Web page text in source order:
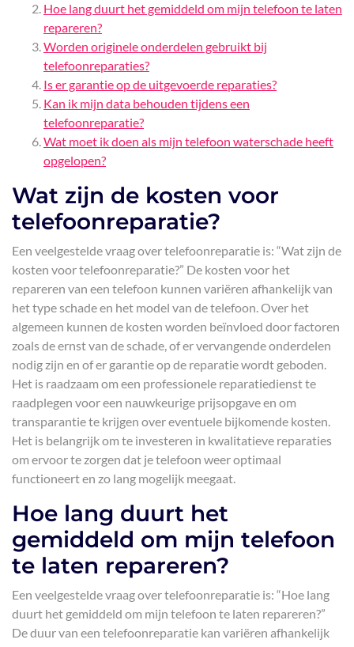
Hoe lang duurt het gemiddeld om mijn telefoon te laten
repareren?
Worden originele onderdelen gebruikt bij
telefoonreparaties?
Is er garantie op de uitgevoerde reparaties?
Kan ik mijn data behouden tijdens een
telefoonreparatie?
Wat moet ik doen als mijn telefoon waterschade heeft
opgelopen?
Wat zijn de kosten voor
telefoonreparatie?
Een veelgestelde vraag over telefoonreparatie is: “Wat zijn de
kosten voor telefoonreparatie?” De kosten voor het
repareren van een telefoon kunnen variëren afhankelijk van
het type schade en het model van de telefoon. Over het
algemeen kunnen de kosten worden beïnvloed door factoren
zoals de ernst van de schade, of er vervangende onderdelen
nodig zijn en of er garantie op de reparatie wordt geboden.
Het is raadzaam om een professionele reparatiedienst te
raadplegen voor een nauwkeurige prijsopgave en om
transparantie te krijgen over eventuele bijkomende kosten.
Het is belangrijk om te investeren in kwalitatieve reparaties
om ervoor te zorgen dat je telefoon weer optimaal
functioneert en zo lang mogelijk meegaat.
Hoe lang duurt het
gemiddeld om mijn telefoon
te laten repareren?
Een veelgestelde vraag over telefoonreparatie is: “Hoe lang
duurt het gemiddeld om mijn telefoon te laten repareren?”
De duur van een telefoonreparatie kan variëren afhankelijk